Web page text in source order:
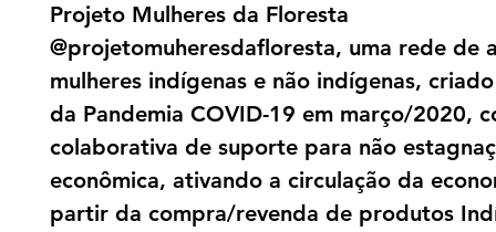
Projeto Mulheres da Floresta
@projetomuheresdafloresta, uma rede de
mulheres indígenas e não indígenas,
da Pandemia COVID-19 em março/2020,
colaborativa de suporte para não
econômica, ativando a circulação da
partir da compra/revenda de produtos